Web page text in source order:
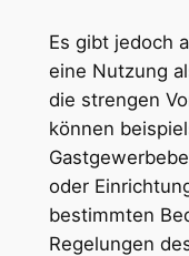
Es gibt jedoch
eine Nutzung
die strengen
können
oder
bestimmten
Regelungen